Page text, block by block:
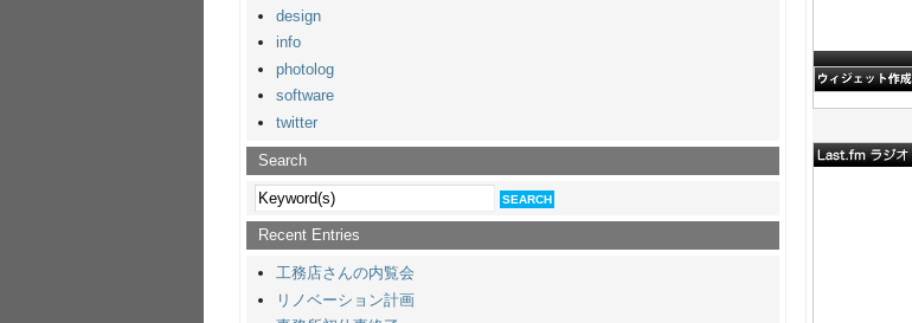
design
info
photolog
software
twitter
Search
Recent Entries
工務店さんの内覧会
リノベーション計画